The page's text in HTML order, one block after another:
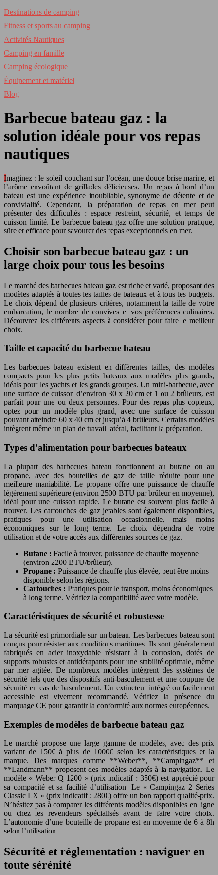
Destinations de camping
Fitness et sports au camping
Activités Nautiques
Camping en famille
Camping écologique
Équipement et matériel
Blog
Barbecue bateau gaz : la
solution idéale pour vos repas
nautiques
Imaginez : le soleil couchant sur l’océan, une douce brise marine, et
l’arôme envoûtant de grillades délicieuses. Un repas à bord d’un
bateau est une expérience inoubliable, synonyme de détente et de
convivialité. Cependant, la préparation de repas en mer peut
présenter des difficultés : espace restreint, sécurité, et temps de
cuisson limité. Le barbecue bateau gaz offre une solution pratique,
sûre et efficace pour savourer des repas exceptionnels en mer.
Choisir son barbecue bateau gaz : un
large choix pour tous les besoins
Le marché des barbecues bateau gaz est riche et varié, proposant des
modèles adaptés à toutes les tailles de bateaux et à tous les budgets.
Le choix dépend de plusieurs critères, notamment la taille de votre
embarcation, le nombre de convives et vos préférences culinaires.
Découvrez les différents aspects à considérer pour faire le meilleur
choix.
Taille et capacité du barbecue bateau
Les barbecues bateau existent en différentes tailles, des modèles
compacts pour les plus petits bateaux aux modèles plus grands,
idéals pour les yachts et les grands groupes. Un mini-barbecue, avec
une surface de cuisson d’environ 30 x 20 cm et 1 ou 2 brûleurs, est
parfait pour une ou deux personnes. Pour des repas plus copieux,
optez pour un modèle plus grand, avec une surface de cuisson
pouvant atteindre 60 x 40 cm et jusqu’à 4 brûleurs. Certains modèles
intègrent même un plan de travail latéral, facilitant la préparation.
Types d’alimentation pour barbecues bateaux
La plupart des barbecues bateau fonctionnent au butane ou au
propane, avec des bouteilles de gaz de taille réduite pour une
meilleure maniabilité. Le propane offre une puissance de chauffe
légèrement supérieure (environ 2500 BTU par brûleur en moyenne),
idéal pour une cuisson rapide. Le butane est souvent plus facile à
trouver. Les cartouches de gaz jetables sont également disponibles,
pratiques pour une utilisation occasionnelle, mais moins
économiques sur le long terme. Le choix dépendra de votre
utilisation et de votre accès aux différentes sources de gaz.
Butane : Facile à trouver, puissance de chauffe moyenne
(environ 2200 BTU/brûleur).
Propane : Puissance de chauffe plus élevée, peut être moins
disponible selon les régions.
Cartouches : Pratiques pour le transport, moins économiques
à long terme. Vérifiez la compatibilité avec votre modèle.
Caractéristiques de sécurité et robustesse
La sécurité est primordiale sur un bateau. Les barbecues bateau sont
conçus pour résister aux conditions maritimes. Ils sont généralement
fabriqués en acier inoxydable résistant à la corrosion, dotés de
supports robustes et antidérapants pour une stabilité optimale, même
par mer agitée. De nombreux modèles intègrent des systèmes de
sécurité tels que des dispositifs anti-basculement et une coupure de
sécurité en cas de basculement. Un extincteur intégré ou facilement
accessible est vivement recommandé. Vérifiez la présence du
marquage CE pour garantir la conformité aux normes européennes.
Exemples de modèles de barbecue bateau gaz
Le marché propose une large gamme de modèles, avec des prix
variant de 150€ à plus de 1000€ selon les caractéristiques et la
marque. Des marques comme **Weber**, **Campingaz** et
**Landmann** proposent des modèles adaptés à la navigation. Le
modèle « Weber Q 1200 » (prix indicatif : 350€) est apprécié pour
sa compacité et sa facilité d’utilisation. Le « Campingaz 2 Series
Classic LX » (prix indicatif : 280€) offre un bon rapport qualité-prix.
N’hésitez pas à comparer les différents modèles disponibles en ligne
ou chez les revendeurs spécialisés avant de faire votre choix.
L’autonomie d’une bouteille de propane est en moyenne de 6 à 8h
selon l’utilisation.
Sécurité et réglementation : naviguer en
toute sérénité